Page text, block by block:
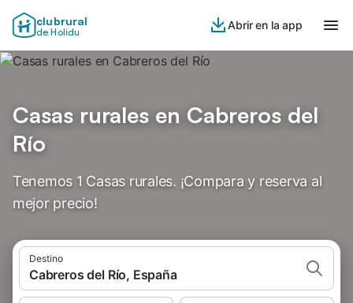
clubrural
de Holidu
Abrir en la app
Casas rurales en Cabreros del
Río
Tenemos 1 Casas rurales. ¡Compara y reserva al
mejor precio!
Destino
Cabreros del Río, España